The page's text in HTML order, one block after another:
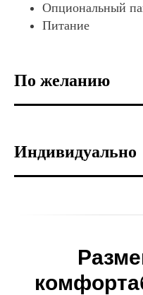
Опциональный
Питание
По желанию
Индивидуально